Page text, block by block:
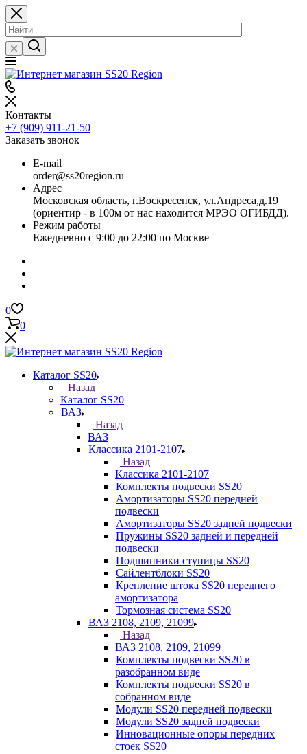
Контакты
+7 (909) 911-21-50
Заказать звонок
E-mail
order@ss20region.ru
Адрес
Московская область, г.Воскресенск, ул.Андреса,д.19
(ориентир - в 100м от нас находится МРЭО ОГИБДД).
Режим работы
Ежедневно с 9:00 до 22:00 по Москве
0
0
Каталог SS20
Назад
Каталог SS20
ВАЗ
Назад
ВАЗ
Классика 2101-2107
Назад
Классика 2101-2107
Комплекты подвески SS20
Амортизаторы SS20 передней
подвески
Амортизаторы SS20 задней подвески
Пружины SS20 задней и передней
подвески
Подшипники ступицы SS20
Сайлентблоки SS20
Крепление штока SS20 переднего
амортизатора
Тормозная система SS20
ВАЗ 2108, 2109, 21099
Назад
ВАЗ 2108, 2109, 21099
Комплекты подвески SS20 в
разобранном виде
Комплекты подвески SS20 в
собранном виде
Модули SS20 передней подвески
Модули SS20 задней подвески
Инновационные опоры передних
стоек SS20